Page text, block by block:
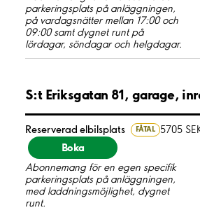
parkeringsplats på anläggningen,
på vardagsnätter mellan 17:00 och
09:00 samt dygnet runt på
lördagar, söndagar och helgdagar.
S:t Eriksgatan 81, garage,
Reserverad elbilsplats FÅTAL 5705
Boka
Abonnemang för en egen specifik
parkeringsplats på anläggningen,
med laddningsmöjlighet, dygnet
runt.